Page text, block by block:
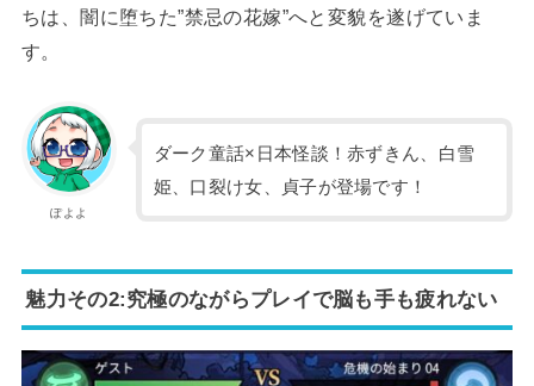
ちは、闇に堕ちた”禁忌の花嫁”へと変貌を遂げていま
す。
ぽよよ
ダーク童話×日本怪談！赤ずきん、白雪
姫、口裂け女、貞子が登場です！
魅力その2:究極のながらプレイで脳も手も疲れない